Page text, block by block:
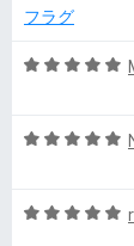
d
y
n
価
中
の
フラグ
5
中
評
5
中
5